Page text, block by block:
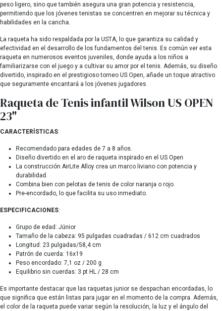
peso ligero, sino que también asegura una gran potencia y resistencia,
permitiendo que los jóvenes tenistas se concentren en mejorar su técnica y
habilidades en la cancha.
La raqueta ha sido respaldada por la USTA, lo que garantiza su calidad y
efectividad en el desarrollo de los fundamentos del tenis. Es común ver esta
raqueta en numerosos eventos juveniles, donde ayuda a los niños a
familiarizarse con el juego y a cultivar su amor por el tenis. Además, su diseño
divertido, inspirado en el prestigioso torneo US Open, añade un toque atractivo
que seguramente encantará a los jóvenes jugadores.
Raqueta de Tenis infantil Wilson US OPEN
23"
CARACTERÍSTICAS:
Recomendado para edades de 7 a 8 años.
Diseño divertido en el aro de raqueta inspirado en el US Open
La construcción AirLite Alloy crea un marco liviano con potencia y
durabilidad.
Combina bien con pelotas de tenis de color naranja o rojo.
Pre-encordado, lo que facilita su uso inmediato.
ESPECIFICACIONES:
Grupo de edad: Júnior
Tamaño de la cabeza: 95 pulgadas cuadradas / 612 cm cuadrados
Longitud: 23 pulgadas/58,4 cm
Patrón de cuerda: 16x19
Peso encordado: 7,1 oz / 200 g
Equilibrio sin cuerdas: 3 pt HL / 28 cm
Es importante destacar que las raquetas junior se despachan encordadas, lo
que significa que están listas para jugar en el momento de la compra. Además,
el color de la raqueta puede variar según la resolución, la luz y el ángulo del